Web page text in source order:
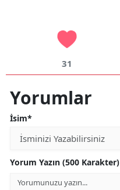
31
Yorumlar
İsim*
Yorum Yazın (500 Karakter)